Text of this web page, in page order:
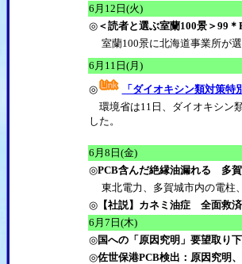
6月12日(火)
◎＜読者と選ぶ室蘭100景＞99
室蘭100景に北海道事業所が
6月11日(月)
◎
「ダイオキシン類対策
環境省は11日、ダイオキシン
した。
6月8日(金)
◎PCB含んだ絶縁油漏れる 多
東北電力、多賀城市内の電柱
◎【社説】カネミ油症 全面救
6月7日(木)
◎国への「原因究明」要望取り
◎佐世保港PCB検出：原因究